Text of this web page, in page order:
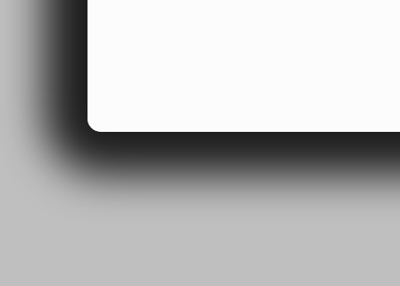
Výkonové soubory
tom, jak používáte